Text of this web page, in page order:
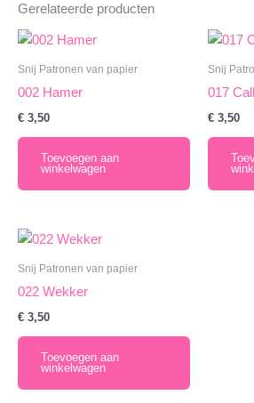
Gerelateerde producten
Snij Patronen van papier
002 Hamer
€ 3,50
Toevoegen aan
winkelwagen
Snij
017
€ 3,50
Snij Patronen van papier
022 Wekker
€ 3,50
Toevoegen aan
winkelwagen